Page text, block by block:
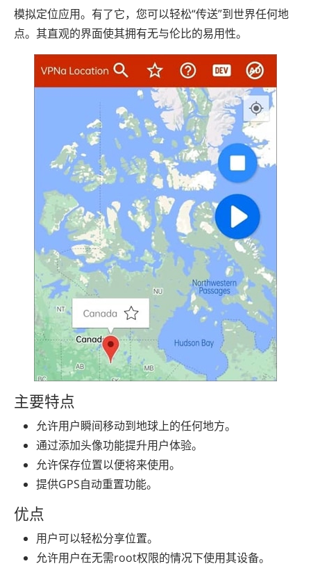
模拟定位应用。有了它，您可以轻松“传送”到世界任何地
点。其直观的界面使其拥​​有无与伦比的易用性。
主要特点
允许用户瞬间移动到地球上的任何地方。
通过添加头像功能提升用户体验。
允许保存位置以便将来使用。
提供GPS自动重置功能。
优点
用户可以轻松分享位置。
允许用户在无需root权限的情况下使用其设备。